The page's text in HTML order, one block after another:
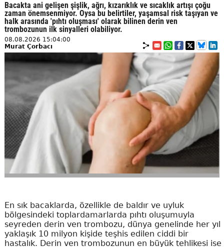
Bacakta ani gelişen şişlik, ağrı, kızarıklık ve sıcaklık artışı çoğu
zaman önemsenmiyor. Oysa bu belirtiler, yaşamsal risk taşıyan ve
halk arasında 'pıhtı oluşması' olarak bilinen derin ven
trombozunun ilk sinyalleri olabiliyor.
08.08.2026 15:04:00
Murat Çorbacı
En sık bacaklarda, özellikle de baldır ve uyluk
bölgesindeki toplardamarlarda pıhtı oluşumuyla
seyreden derin ven trombozu, dünya genelinde her yıl
yaklaşık 10 milyon kişide teşhis edilen ciddi bir
hastalık. Derin ven trombozunun en büyük tehlikesi ise